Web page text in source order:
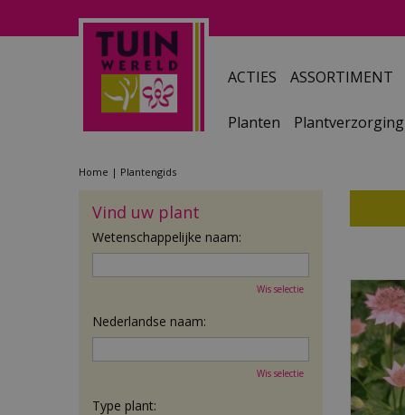
Home Plantengids
ACTIES ASSORTIMENT
Planten Plantverzorging
Vind uw plant
Wetenschappelijke naam:
Wis selectie
Nederlandse naam:
Wis selectie
Type plant: